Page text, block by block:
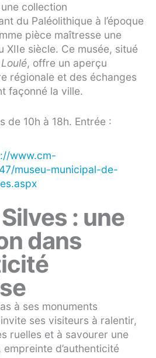
collection
du Paléolithique à l’époque
pièce maîtresse une
XIIe siècle. Ce musée, situé
, offre un aperçu
régionale et des échanges
façonné la ville.
de 10h à 18h. Entrée :
www.cm-
museu-municipal-de-
: une
dans
à ses monuments
ses visiteurs à ralentir,
ruelles et à savourer une
d’authenticité